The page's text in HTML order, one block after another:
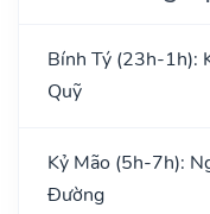
Bính Tý (23h-1h):
Quỹ
Kỷ Mão (5h-7h):
Đường